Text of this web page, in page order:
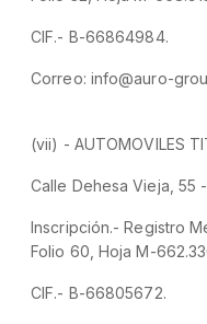
CIF.- B-66864984.
Correo: info@auro-
(vii) - AUTOMOVILES
Calle Dehesa Vieja, 55
Inscripción.- Registro
Folio 60, Hoja M-
CIF.- B-66805672.